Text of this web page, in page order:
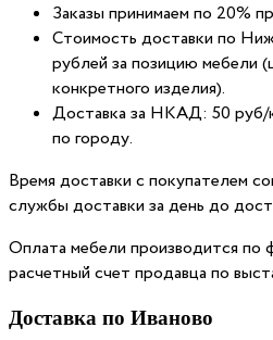
Заказы принимаем по 20%
Стоимость доставки по
рублей за позицию мебели
конкретного изделия).
Доставка за НКАД: 50 руб/
по городу.
Время доставки с покупателем
службы доставки за день до
Оплата мебели производится по
расчетный счет продавца по
Доставка по Иваново